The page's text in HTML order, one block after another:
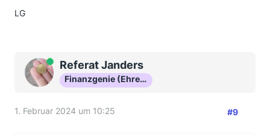
LG
OnlineReferat Janders
Finanzgenie (Ehrenmitglied)
1. Februar 2024 um 10:25 #9